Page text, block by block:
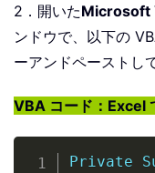
2．開いたMicrosoft
ンドウで、以下の
ーアンドペーストし
VBA コード：Excel
Private